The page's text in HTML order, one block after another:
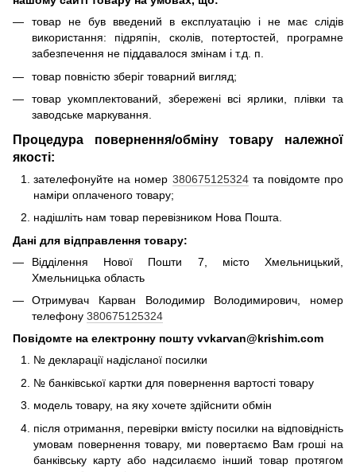
товар не був введений в експлуатацію і не має слідів
використання: підряпін, сколів, потертостей, програмне
забезпечення не піддавалося змінам і т.д. п.
товар повністю зберіг товарний вигляд;
товар укомплектований, збережені всі ярлики, плівки та
заводське маркування.
Процедура повернення/обміну товару належної
якості:
зателефонуйте на номер 380675125324та повідомте про
наміри оплаченого товару;
надішліть нам товар перевізником Нова Пошта.
Дані для відправлення товару:
Відділення Нової Пошти 7, місто Хмельницький,
Хмельницька область
Отримувач Карван Володимир Володимирович, номер
телефону 380675125324
Повідомте на електронну пошту vvkarvan@krishim.com
№ декларації надісланої посилки
№ банківської картки для повернення вартості товару
модель товару, на яку хочете здійснити обмін
після отримання, перевірки вмісту посилки на відповідність
умовам повернення товару, ми повертаємо Вам гроші на
банківську карту або надсилаємо інший товар протягом